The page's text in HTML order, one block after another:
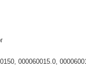
000060015.0,